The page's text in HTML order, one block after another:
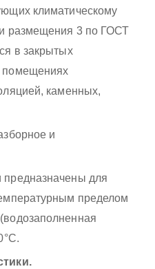
климатическому
размещения 3 по ГОСТ
в закрытых
помещениях
каменных,
и
для
пределом